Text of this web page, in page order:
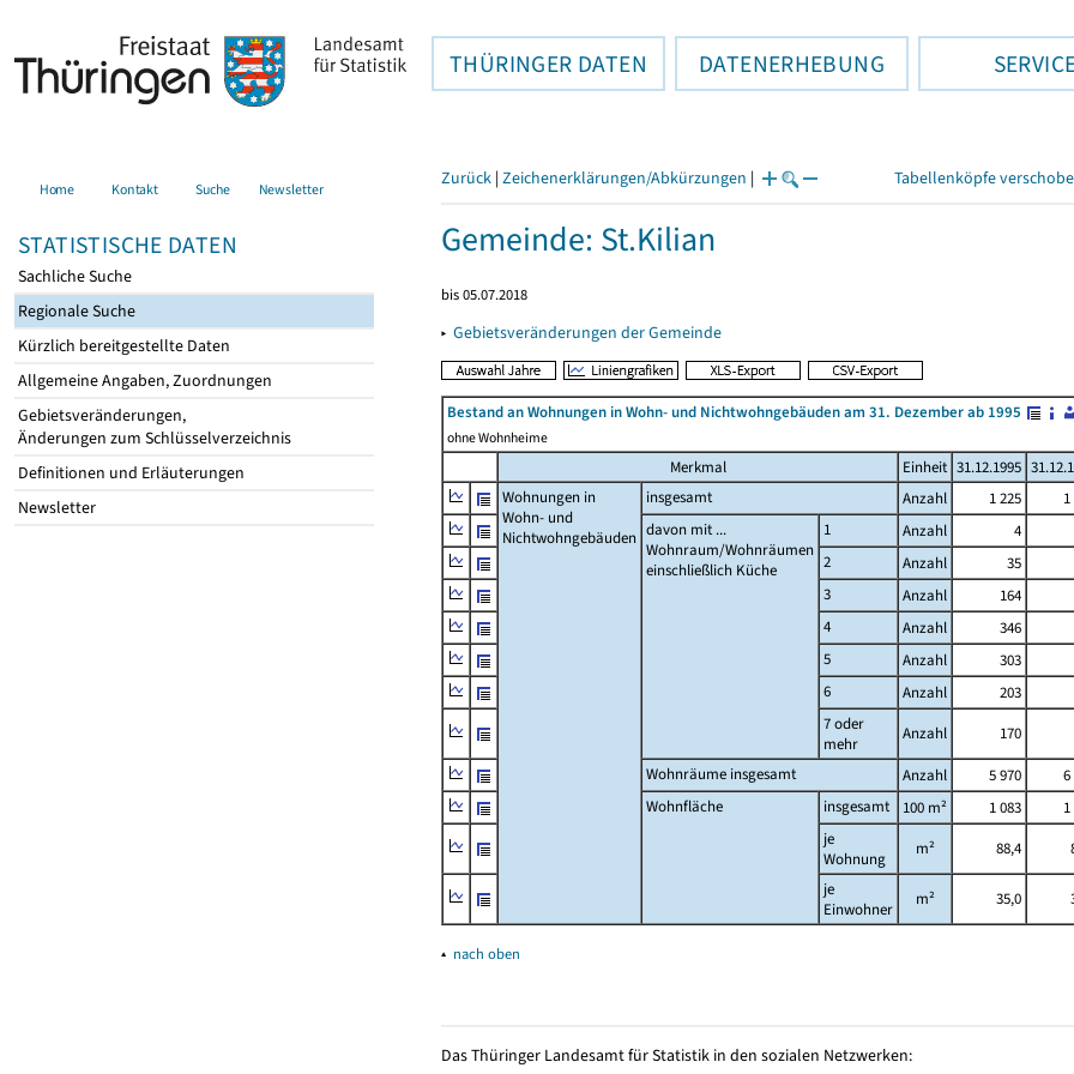
THÜRINGER DATEN DATENERHEBUNG
Home Kontakt Suche Newsletter
STATISTISCHE DATEN
Sachliche Suche
Regionale Suche
Kürzlich bereitgestellte Daten
Allgemeine Angaben, Zuordnungen
Gebietsveränderungen,
Änderungen zum Schlüsselverzeichnis
Definitionen und Erläuterungen
Newsletter
Zurück | Zeichenerklärungen/Abkürzungen | Tabellenköpfe
Gemeinde: St.Kilian
bis 05.07.2018
▸ Gebietsveränderungen der Gemeinde
Bestand an Wohnungen in Wohn- und Nichtwohngebäuden am 31. Dezember ab 1995
ohne Wohnheime
Merkmal Einheit 31.12.1995
Wohnungen in
Wohn- und
Nichtwohngebäuden
insgesamt Anzahl 1 225
davon mit ...
Wohnraum/Wohnräumen
einschließlich Küche
1 Anzahl 4
2
Anzahl 35
3
Anzahl 164
4
Anzahl 346
5
Anzahl 303
6
Anzahl 203
7 oder
mehr
Anzahl 170
Wohnräume insgesamt
Anzahl 5 970 6
Wohnfläche
insgesamt 100 m² 1 083
je
Wohnung
m² 88,4
je
Einwohner
m² 35,0
▴ nach oben
Das Thüringer Landesamt für Statistik in den sozialen Netzwerken: